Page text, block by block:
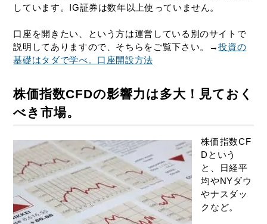
しています。IG証券は数年以上使っていません。
口座を開きたい、という方は運営している別のサイトで
説明してありますので、そちらをご覧下さい。→投資の
基礎はタダで学べ。口座開設方法
株価指数CFDの影響力は多大！見ておく
べき市場。
株価指数CF
Dという
と、日経平
均やNYダウ
やナスダッ
クなど。